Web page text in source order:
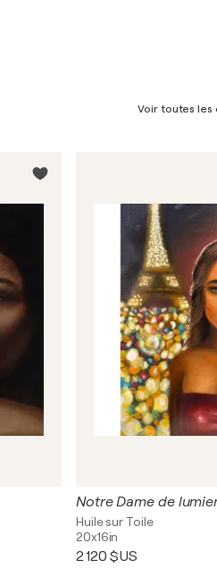
Voir toutes les
Notre Dame de
Huile sur Toile
20x16in
2 120 $US